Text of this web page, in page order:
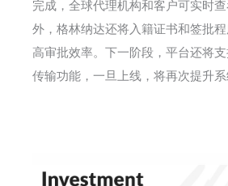
完成，全球代理机构和客户可实时
外，格林纳达还将入籍证书和签批
高审批效率。下一阶段，平台还将
传输功能，一旦上线，将再次提升系